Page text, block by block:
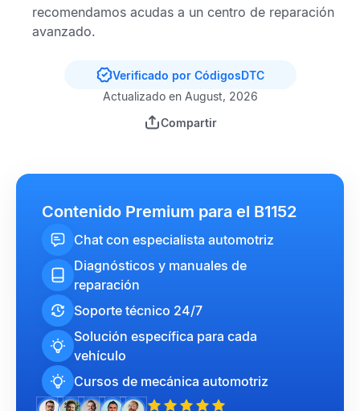
recomendamos acudas a un centro de reparación
avanzado.
Verificado por CódigosDTC
Actualizado en August, 2026
Compartir
Contenido Premium para el B1152
Chat con especialista automotriz
Diagnósticos y manuales de
reparación
Soporte técnico 24/7
Solución específica para cada
vehículo
Cursos de mecánica automotriz